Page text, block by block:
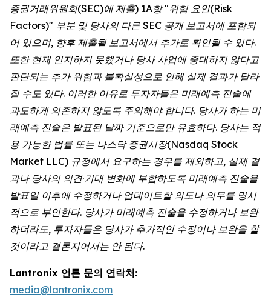
증권거래위원회(SEC)에 제출) 1A항 "위험 요인(Risk
Factors)" 부분 및 당사의 다른 SEC 공개 보고서에 포함되
어 있으며, 향후 제출될 보고서에서 추가로 확인될 수 있다.
또한 현재 인지하지 못했거나 당사 사업에 중대하지 않다고
판단되는 추가 위험과 불확실성으로 인해 실제 결과가 달라
질 수도 있다. 이러한 이유로 투자자들은 미래예측 진술에
과도하게 의존하지 않도록 주의해야 합니다. 당사가 하는 미
래예측 진술은 발표된 날짜 기준으로만 유효하다. 당사는 적
용 가능한 법률 또는 나스닥 증권시장(Nasdaq Stock
Market LLC) 규정에서 요구하는 경우를 제외하고, 실제 결
과나 당사의 의견·기대 변화에 부합하도록 미래예측 진술을
발표일 이후에 수정하거나 업데이트할 의도나 의무를 명시
적으로 부인한다. 당사가 미래예측 진술을 수정하거나 보완
하더라도, 투자자들은 당사가 추가적인 수정이나 보완을 할
것이라고 결론지어서는 안 된다.
Lantronix 언론 문의 연락처:
media@lantronix.com